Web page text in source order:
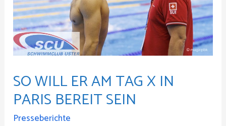
SO WILL ER AM TAG X IN
PARIS BEREIT SEIN
Presseberichte